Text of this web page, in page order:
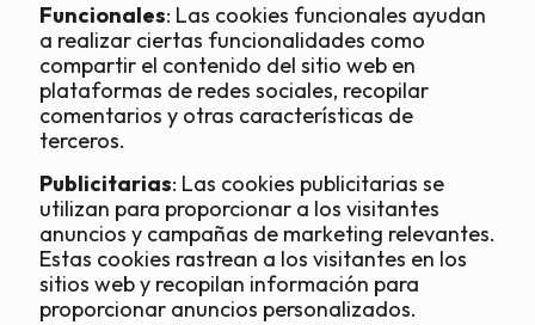
Funcionales: Las cookies funcionales ayudan
a realizar ciertas funcionalidades como
compartir el contenido del sitio web en
plataformas de redes sociales, recopilar
comentarios y otras características de
terceros.
Publicitarias: Las cookies publicitarias se
utilizan para proporcionar a los visitantes
anuncios y campañas de marketing relevantes.
Estas cookies rastrean a los visitantes en los
sitios web y recopilan información para
proporcionar anuncios personalizados.